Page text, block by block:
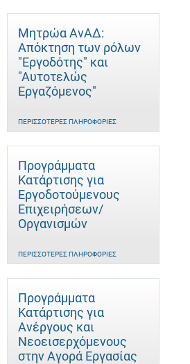
Μητρώα ΑνΑΔ:
Απόκτηση των ρόλων
"Εργοδότης" και
"Αυτοτελώς
Eργαζόμενος"
ΠΕΡΙΣΣΌΤΕΡΕΣ ΠΛΗΡΟΦΟΡΊΕΣ
Προγράμματα
Κατάρτισης για
Εργοδοτούμενους
Επιχειρήσεων/
Οργανισμών
ΠΕΡΙΣΣΌΤΕΡΕΣ ΠΛΗΡΟΦΟΡΊΕΣ
Προγράμματα
Κατάρτισης για
Ανέργους και
Νεοεισερχόμενους
στην Αγορά Εργασίας